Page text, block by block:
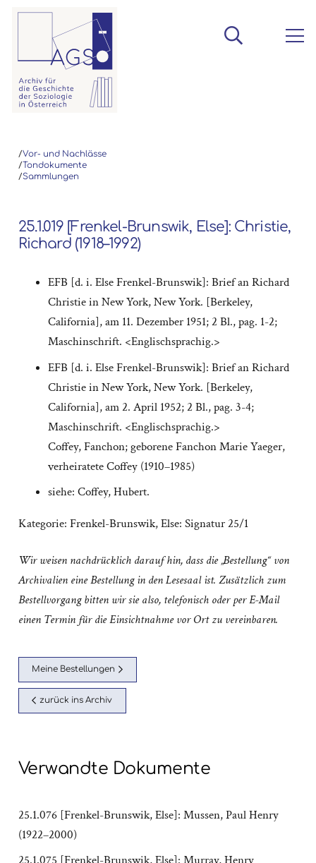
/Vor- und Nachlässe
/Tondokumente
/Sammlungen
25.1.019 [Frenkel-Brunswik, Else]: Christie,
Richard (1918–1992)
EFB [d. i. Else Frenkel-Brunswik]: Brief an Richard
Christie in New York, New York. [Berkeley,
California], am 11. Dezember 1951; 2 Bl., pag. 1-2;
Maschinschrift. <Englischsprachig.>
EFB [d. i. Else Frenkel-Brunswik]: Brief an Richard
Christie in New York, New York. [Berkeley,
California], am 2. April 1952; 2 Bl., pag. 3-4;
Maschinschrift. <Englischsprachig.>
Coffey, Fanchon; geborene Fanchon Marie Yaeger,
verheiratete Coffey (1910–1985)
siehe: Coffey, Hubert.
Kategorie: Frenkel-Brunswik, Else: Signatur 25/1
Wir weisen nachdrücklich darauf hin, dass die „Bestellung“ von
Archivalien eine Bestellung in den Lesesaal ist. Zusätzlich zum
Bestellvorgang bitten wir sie also, telefonisch oder per E-Mail
einen Termin für die Einsichtnahme vor Ort zu vereinbaren.
Meine Bestellungen
zurück ins Archiv
Verwandte Dokumente
25.1.076 [Frenkel-Brunswik, Else]: Mussen, Paul Henry
(1922–2000)